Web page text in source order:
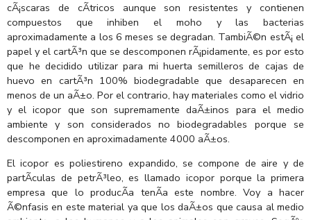
cÃ¡scaras de cÃ­tricos aunque son resistentes y contienen
compuestos que inhiben el moho y las bacterias
aproximadamente a los 6 meses se degradan. TambiÃ©n estÃ¡ el
papel y el cartÃ³n que se descomponen rÃ¡pidamente, es por esto
que he decidido utilizar para mi huerta semilleros de cajas de
huevo en cartÃ³n 100% biodegradable que desaparecen en
menos de un aÃ±o. Por el contrario, hay materiales como el vidrio
y el icopor que son supremamente daÃ±inos para el medio
ambiente y son considerados no biodegradables porque se
descomponen en aproximadamente 4000 aÃ±os.
El icopor es poliestireno expandido, se compone de aire y de
partÃ­culas de petrÃ³leo, es llamado icopor porque la primera
empresa que lo producÃ­a tenÃ­a este nombre. Voy a hacer
Ã©nfasis en este material ya que los daÃ±os que causa al medio